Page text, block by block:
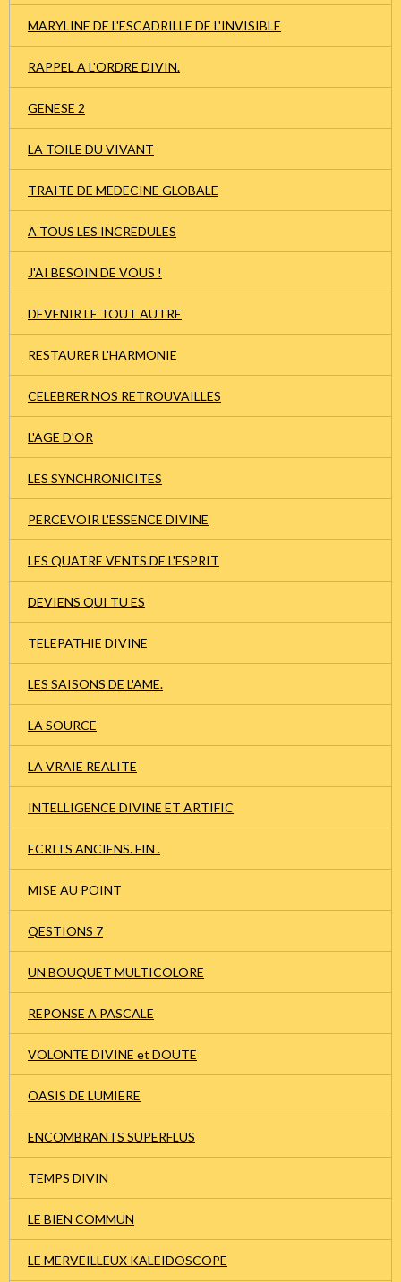
MARYLINE DE L'ESCADRILLE DE L'INVISIBLE
RAPPEL A L'ORDRE DIVIN.
GENESE 2
LA TOILE DU VIVANT
TRAITE DE MEDECINE GLOBALE
A TOUS LES INCREDULES
J'AI BESOIN DE VOUS !
DEVENIR LE TOUT AUTRE
RESTAURER L'HARMONIE
CELEBRER NOS RETROUVAILLES
L'AGE D'OR
LES SYNCHRONICITES
PERCEVOIR L'ESSENCE DIVINE
LES QUATRE VENTS DE L'ESPRIT
DEVIENS QUI TU ES
TELEPATHIE DIVINE
LES SAISONS DE L'AME.
LA SOURCE
LA VRAIE REALITE
INTELLIGENCE DIVINE ET ARTIFIC
ECRITS ANCIENS. FIN .
MISE AU POINT
QESTIONS 7
UN BOUQUET MULTICOLORE
REPONSE A PASCALE
VOLONTE DIVINE et DOUTE
OASIS DE LUMIERE
ENCOMBRANTS SUPERFLUS
TEMPS DIVIN
LE BIEN COMMUN
LE MERVEILLEUX KALEIDOSCOPE